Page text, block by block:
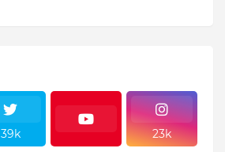
39k 23k